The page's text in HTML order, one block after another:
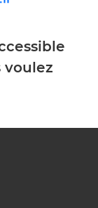
voulez